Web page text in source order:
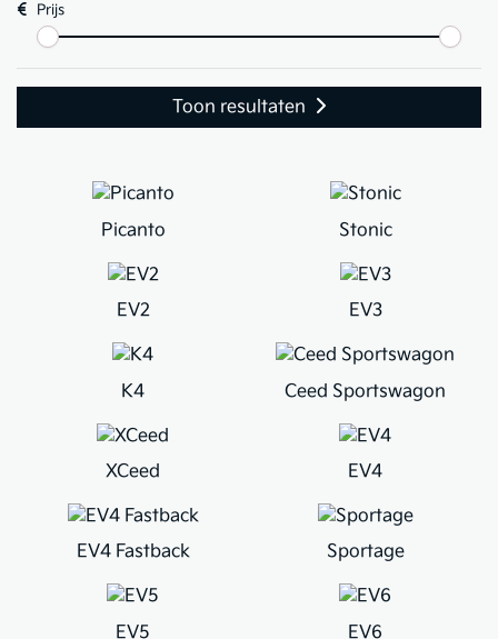
Prijs
Toon resultaten
Picanto Stonic
EV2 EV3
K4 Ceed Sportswagon
XCeed EV4
EV4 Fastback Sportage
EV5 EV6